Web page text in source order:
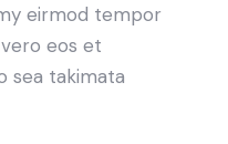
eirmod tempor
eos et
sea takimata